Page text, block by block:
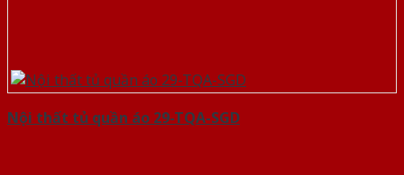
Nội thất tủ quần áo 29-TQA-SGD